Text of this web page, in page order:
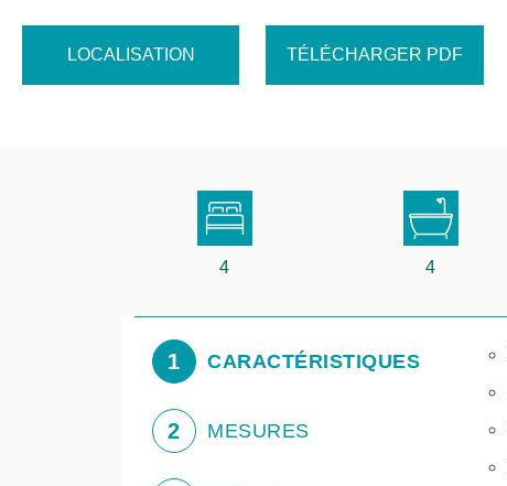
LOCALISATION TÉLÉCHARGER PDF
4 4
1 CARACTÉRISTIQUES
2 MESURES